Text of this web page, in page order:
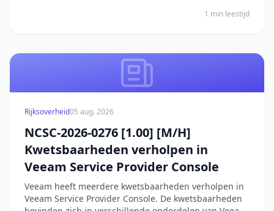
voorafgaand aan bestandsaccess en het opslaan van
1 min leestijd
Rijksoverheid05 aug. 2026
NCSC-2026-0276 [1.00] [M/H]
Kwetsbaarheden verholpen in
Veeam Service Provider Console
Veeam heeft meerdere kwetsbaarheden verholpen in
Veeam Service Provider Console. De kwetsbaarheden